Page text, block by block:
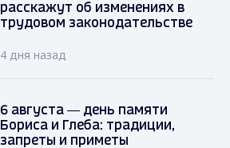
расскажут об изменениях в
трудовом законодательстве
4 дня назад
6 августа — день памяти
Бориса и Глеба: традиции,
запреты и приметы